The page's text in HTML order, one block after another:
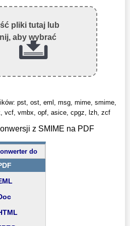
pliki tutaj lub
aby wybrać
pst, ost, eml, msg, mime, smime,
vcf, vmbx, opf, asice, cpgz, lzh, zcf
z SMIME na PDF
do